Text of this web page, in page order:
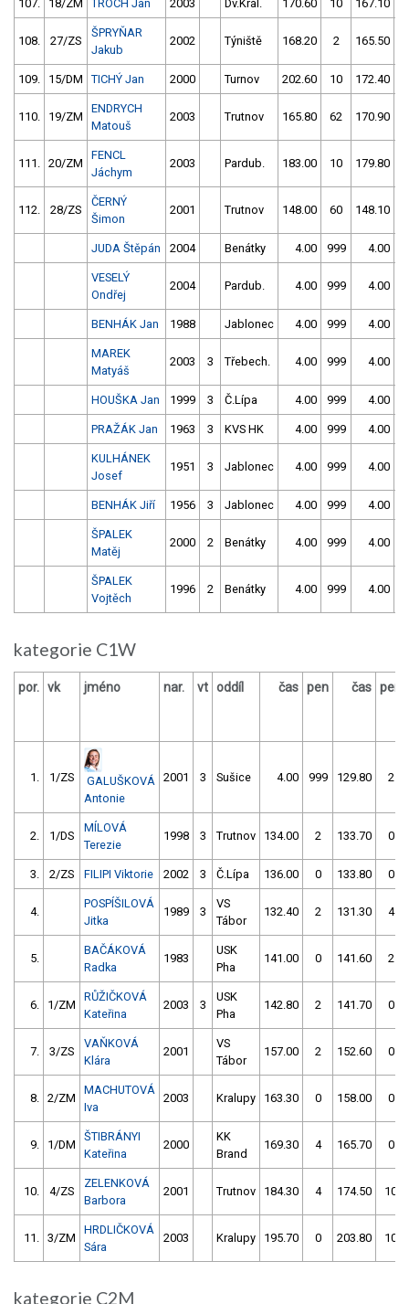
107. 18/ZM TROCH Jan 2003 Dv.Král. 170.60 10 167.10
108. 27/ZS
ŠPRYŇAR
Jakub
2002 Týniště 168.20 2 165.50
109. 15/DM TICHÝ Jan 2000 Turnov 202.60 10 172.40
110. 19/ZM
ENDRYCH
Matouš
2003 Trutnov 165.80 62 170.90
111. 20/ZM
FENCL
Jáchym
2003 Pardub. 183.00 10 179.80
112. 28/ZS
ČERNÝ
Šimon
2001 Trutnov 148.00 60 148.10
JUDA Štěpán 2004 Benátky 4.00 999 4.00
VESELÝ
Ondřej
2004 Pardub. 4.00 999 4.00
BENHÁK Jan 1988 Jablonec 4.00 999 4.00
MAREK
Matyáš
2003 3 Třebech. 4.00 999 4.00
HOUŠKA Jan 1999 3 Č.Lípa 4.00 999 4.00
PRAŽÁK Jan 1963 3 KVS HK 4.00 999 4.00
KULHÁNEK
Josef
1951 3 Jablonec 4.00 999 4.00
BENHÁK Jiří 1956 3 Jablonec 4.00 999 4.00
ŠPALEK
Matěj
2000 2 Benátky 4.00 999 4.00
ŠPALEK
Vojtěch
1996 2 Benátky 4.00 999 4.00
kategorie C1W
por. vk jméno nar. vt oddíl čas pen čas pen
1. 1/ZS
GALUŠKOVÁ
Antonie
2001 3 Sušice 4.00 999 129.80 2
2. 1/DS
MÍLOVÁ
Terezie
1998 3 Trutnov 134.00 2 133.70 0
3. 2/ZS FILIPI Viktorie 2002 3 Č.Lípa 136.00 0 133.80 0
4.
POSPÍŠILOVÁ
Jitka
1989 3
VS
Tábor
132.40 2 131.30 4
5.
BAČÁKOVÁ
Radka
1983
USK
Pha
141.00 0 141.60 2
6. 1/ZM
RŮŽIČKOVÁ
Kateřina
2003 3
USK
Pha
142.80 2 141.70 0
7. 3/ZS
VAŇKOVÁ
Klára
2001
VS
Tábor
157.00 2 152.60 0
8. 2/ZM
MACHUTOVÁ
Iva
2003 Kralupy 163.30 0 158.00 0
9. 1/DM
ŠTIBRÁNYI
Kateřina
2000
KK
Brand
169.30 4 165.70 0
10. 4/ZS
ZELENKOVÁ
Barbora
2001 Trutnov 184.30 4 174.50 10
11. 3/ZM
HRDLIČKOVÁ
Sára
2003 Kralupy 195.70 0 203.80 10
kategorie C2M